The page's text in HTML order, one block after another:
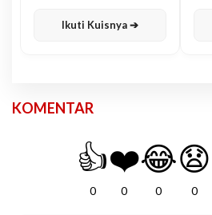
Ikuti Kuisnya ➔
KOMENTAR
👍
0
❤️
0
😂
0
😧
0